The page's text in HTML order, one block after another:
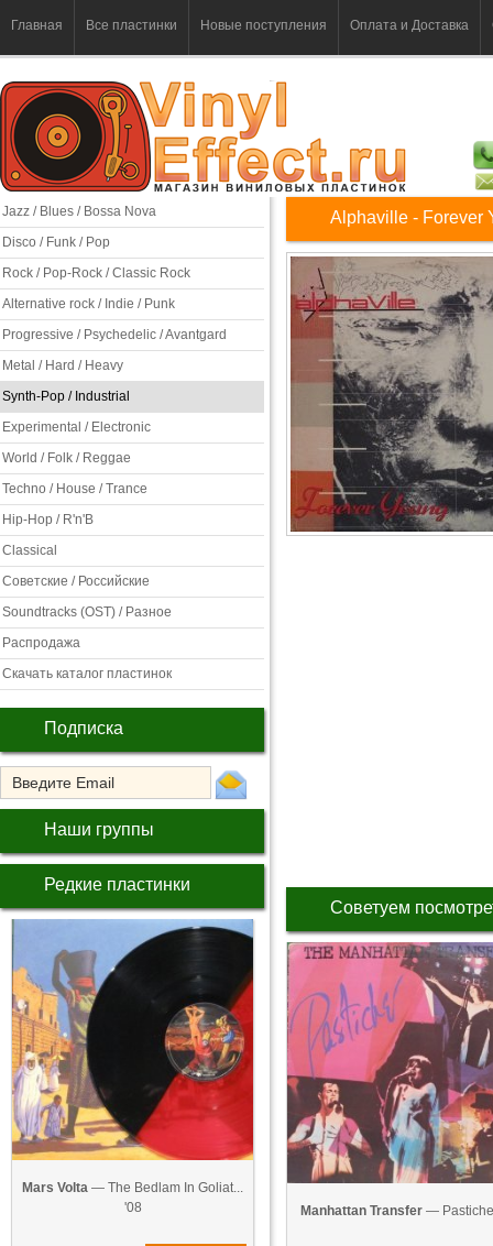
Главная Все пластинки Новые поступления Оплата и Доставка
Jazz / Blues / Bossa Nova
Disco / Funk / Pop
Rock / Pop-Rock / Classic Rock
Alternative rock / Indie / Punk
Progressive / Psychedelic / Avantgard
Metal / Hard / Heavy
Synth-Pop / Industrial
Experimental / Electronic
World / Folk / Reggae
Techno / House / Trance
Hip-Hop / R'n'B
Classical
Советские / Российские
Soundtracks (OST) / Разное
Распродажа
Скачать каталог пластинок
Подписка
Наши группы
Редкие пластинки
Mars Volta — The Bedlam In Goliat...
'08
Alphaville - Forever
Советуем
Manhattan Transfer —